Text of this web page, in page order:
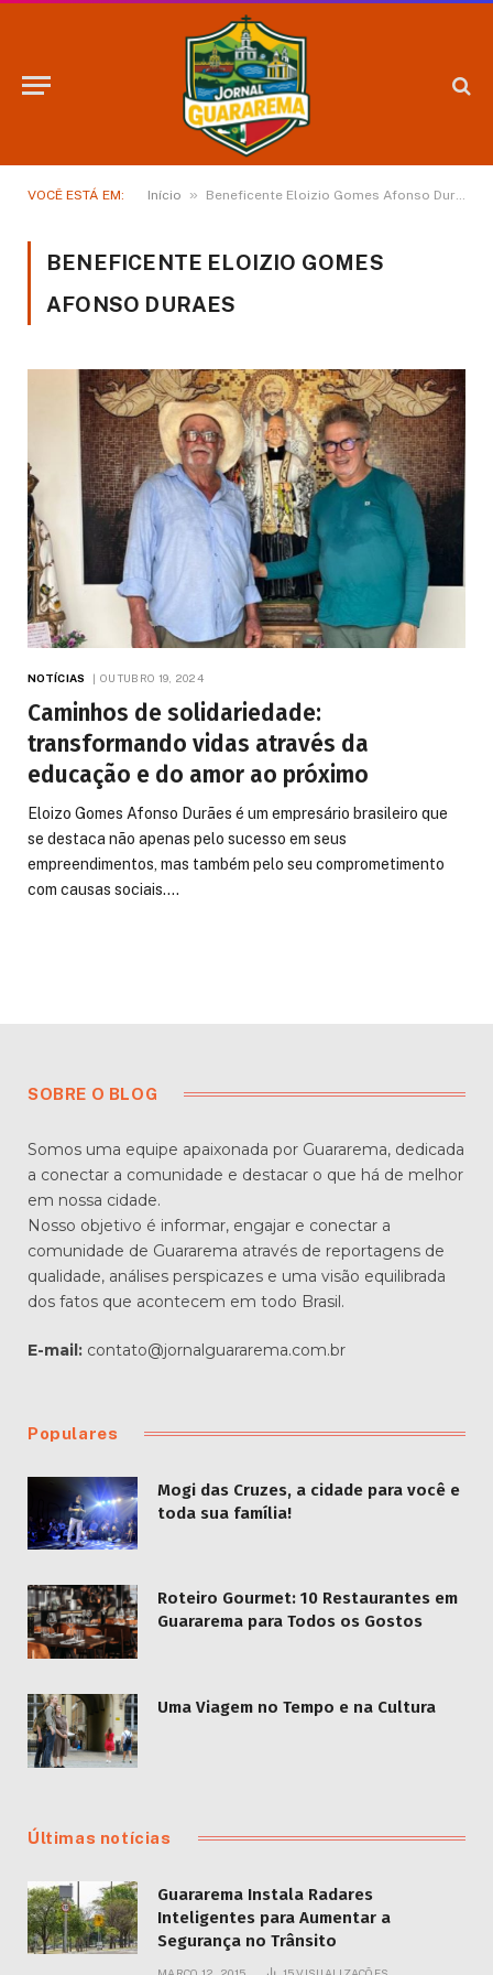
VOCÊ ESTÁ EM: Início » Beneficente Eloizio Gomes Afonso Duraes
BENEFICENTE ELOIZIO GOMES
AFONSO DURAES
NOTÍCIAS OUTUBRO 19, 2024
Caminhos de solidariedade:
transformando vidas através da
educação e do amor ao próximo
Eloizo Gomes Afonso Durães é um empresário brasileiro que
se destaca não apenas pelo sucesso em seus
empreendimentos, mas também pelo seu comprometimento
com causas sociais.…
SOBRE O BLOG
Somos uma equipe apaixonada por Guararema, dedicada
a conectar a comunidade e destacar o que há de melhor
em nossa cidade.
Nosso objetivo é informar, engajar e conectar a
comunidade de Guararema através de reportagens de
qualidade, análises perspicazes e uma visão equilibrada
dos fatos que acontecem em todo Brasil.
E-mail: contato@jornalguararema.com.br
Populares
Mogi das Cruzes, a cidade para você e
toda sua família!
Roteiro Gourmet: 10 Restaurantes em
Guararema para Todos os Gostos
Uma Viagem no Tempo e na Cultura
Últimas notícias
Guararema Instala Radares
Inteligentes para Aumentar a
Segurança no Trânsito